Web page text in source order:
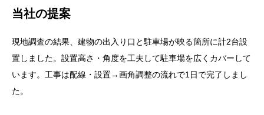
当社の提案
現地調査の結果、建物の出入り口と駐車場が映る箇所に計2台設
置しました。設置高さ・角度を工夫して駐車場を広くカバーして
います。工事は配線・設置→画角調整の流れで1日で完了しまし
た。